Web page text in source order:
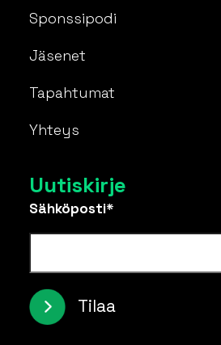
Sponssipodi
Jäsenet
Tapahtumat
Yhteys
Uutiskirje
Sähköposti*
Tilaa